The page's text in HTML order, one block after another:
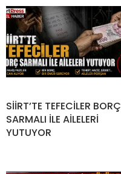
SİİRT’TE TEFECİLER BORÇ
SARMALI İLE AİLELERİ
YUTUYOR